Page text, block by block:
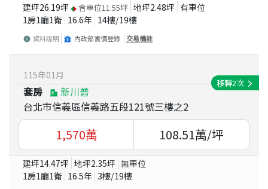
建坪26.19坪 含車位11.55坪 地坪2.48坪 有車位
1房1廳1衛 16.6年 14樓/19樓
資料說明 內政部實價登錄 交易備註
115年01月
套房
新川普
台北市信義區信義路五段121號三樓之2
移轉2次
1,570萬 108.51萬/坪
建坪14.47坪 地坪2.35坪 無車位
1房1廳1衛 16.5年 3樓/19樓